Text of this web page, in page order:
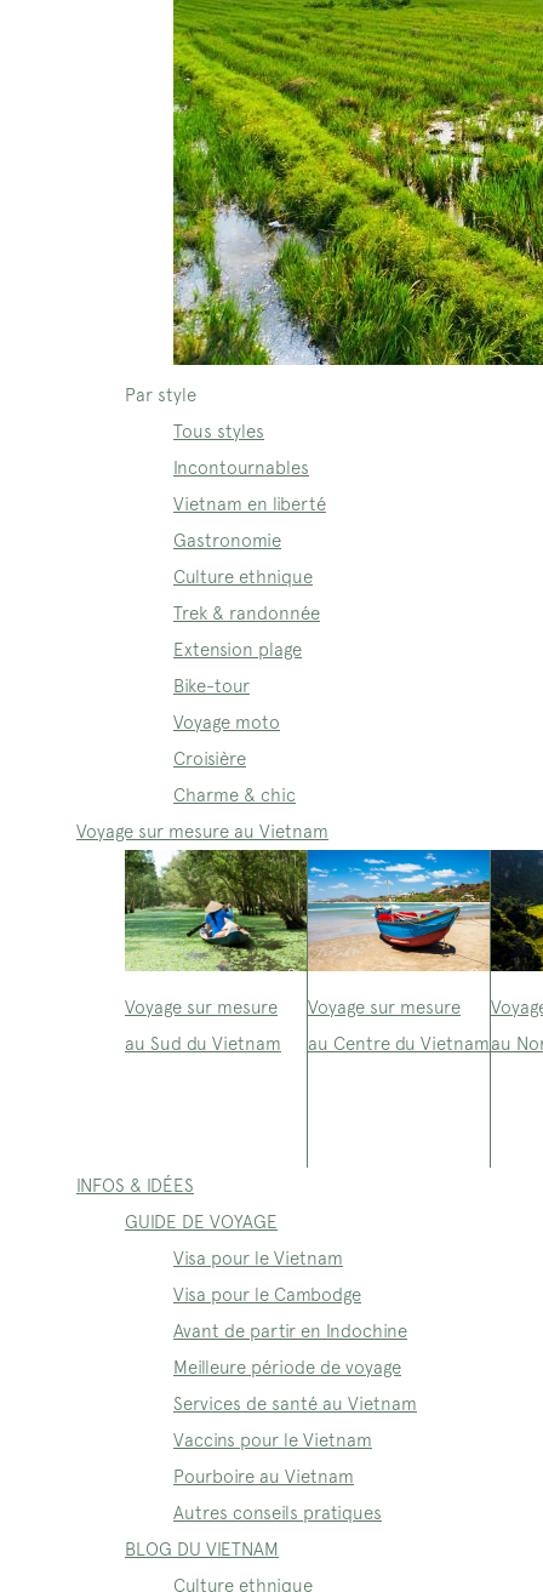
Par style
Tous styles
Incontournables
Vietnam en liberté
Gastronomie
Culture ethnique
Trek & randonnée
Extension plage
Bike-tour
Voyage moto
Croisière
Charme & chic
Voyage sur mesure au Vietnam
Voyage sur mesure
au Sud du Vietnam
Voyage sur mesure
au Centre du Vietnamau
INFOS & IDÉES
GUIDE DE VOYAGE
Visa pour le Vietnam
Visa pour le Cambodge
Avant de partir en Indochine
Meilleure période de voyage
Services de santé au Vietnam
Vaccins pour le Vietnam
Pourboire au Vietnam
Autres conseils pratiques
BLOG DU VIETNAM
Culture ethnique